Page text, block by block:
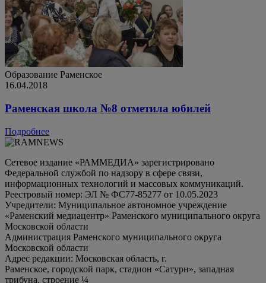
Образование Раменское
16.04.2018
Раменская школа №8 отметила юбилей
Подробнее
Сетевое издание «РАММЕДИА» зарегистрировано
Федеральной службой по надзору в сфере связи,
информационных технологий и массовых коммуникаций.
Реестровый номер: ЭЛ № ФС77-85277 от 10.05.2023
Учредители: Муниципальное автономное учреждение
«Раменский медиацентр» Раменского муниципального округа
Московской области
Администрация Раменского муниципального округа
Московской области
Адрес редакции: Московская область, г.
Раменское, городской парк, стадион «Сатурн», западная
трибуна, строение ¼